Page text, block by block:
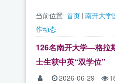
当前位置: 首页 南开大学
作动态
126名南开大学—格拉
士生获中英“双学位”
2026-06-29